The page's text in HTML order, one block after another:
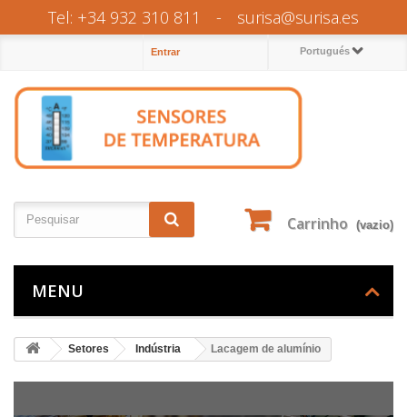
Tel: +34 932 310 811 - surisa@surisa.es
Portugués
Entrar
Carrinho (vazio)
MENU
Setores Indústria Lacagem de alumínio